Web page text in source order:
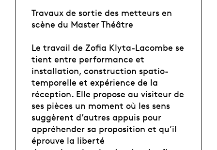
Travaux de sortie des metteurs en
scène du Master Théâtre
Le travail de Zofia Klyta-Lacombe se
tient entre performance et
installation, construction spatio-
temporelle et expérience de la
réception. Elle propose au visiteur de
ses pièces un moment où les sens
suggèrent d’autres appuis pour
appréhender sa proposition et qu’il
éprouve la liberté